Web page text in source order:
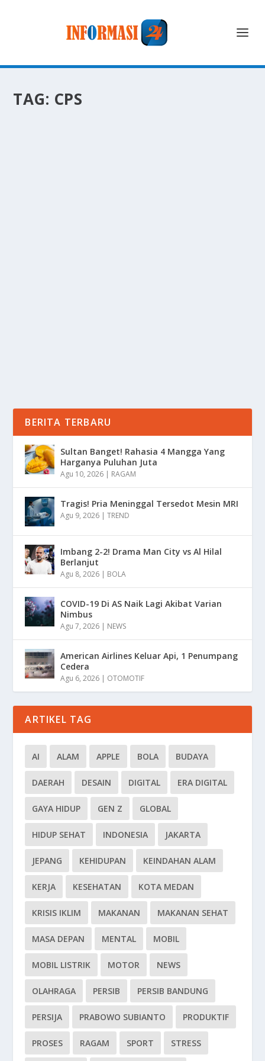
TAG: CPS
BERITA TERBARU
Sultan Banget! Rahasia 4 Mangga Yang
Harganya Puluhan Juta
Agu 10, 2026 | RAGAM
Tragis! Pria Meninggal Tersedot Mesin MRI
Agu 9, 2026 |TREND
Imbang 2-2! Drama Man City vs Al Hilal
Berlanjut
Agu 8, 2026 | BOLA
COVID-19 Di AS Naik Lagi Akibat Varian
Nimbus
Agu 7, 2026 | NEWS
American Airlines Keluar Api, 1 Penumpang
Cedera
Agu 6, 2026 | OTOMOTIF
ARTIKEL TAG
AI ALAM APPLE BOLA BUDAYA
DAERAH DESAIN DIGITAL ERA DIGITAL
GAYA HIDUP GEN Z GLOBAL
HIDUP SEHAT INDONESIA JAKARTA
JEPANG KEHIDUPAN KEINDAHAN ALAM
KERJA KESEHATAN KOTA MEDAN
KRISIS IKLIM MAKANAN MAKANAN SEHAT
MASA DEPAN MENTAL MOBIL
MOBIL LISTRIK MOTOR NEWS
OLAHRAGA PERSIB PERSIB BANDUNG
PERSIJA PRABOWO SUBIANTO PRODUKTIF
PROSES RAGAM SPORT STRESS